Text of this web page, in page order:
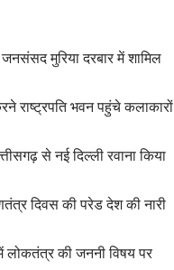
मुरिया दरबार में शामिल
राष्ट्रपति भवन पहुंचे कलाकारों
से नई दिल्ली रवाना किया
दिवस की परेड देश की नारी
लोकतंत्र की जननी विषय पर